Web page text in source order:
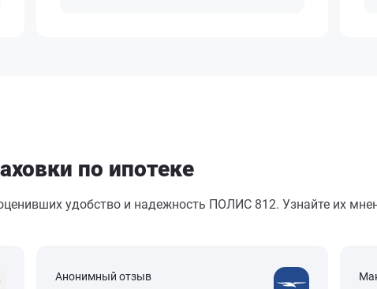
по ипотеке
удобство и надежность ПОЛИС 812. Узнайте их
Анонимный отзыв